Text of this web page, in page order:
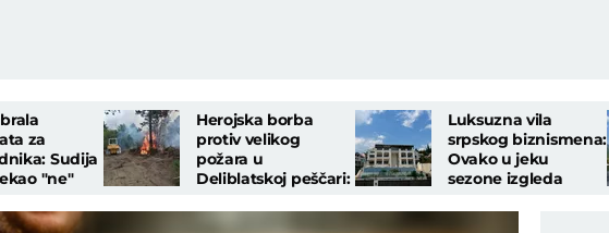
za
Sudija
"ne"
Herojska borba
protiv velikog
požara u
Deliblatskoj peščari:
zaustavljaju stihiju
Luksuzna vila
srpskog biznismena:
Ovako u jeku
sezone izgleda
u Herceg Novom